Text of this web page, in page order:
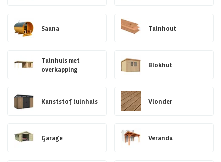
Sauna Tuinhout
Tuinhuis met
overkapping
Blokhut
Kunststof tuinhuis Vlonder
Garage Veranda